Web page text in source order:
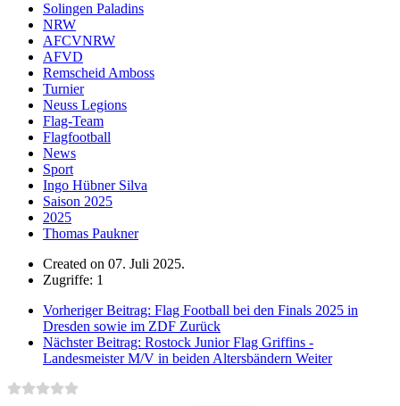
Solingen Paladins
NRW
AFCVNRW
AFVD
Remscheid Amboss
Turnier
Neuss Legions
Flag-Team
Flagfootball
News
Sport
Ingo Hübner Silva
Saison 2025
2025
Thomas Paukner
Created on 07. Juli 2025.
Zugriffe: 1
Vorheriger Beitrag: Flag Football bei den Finals 2025 in
Dresden sowie im ZDF Zurück
Nächster Beitrag: Rostock Junior Flag Griffins -
Landesmeister M/V in beiden Altersbändern Weiter